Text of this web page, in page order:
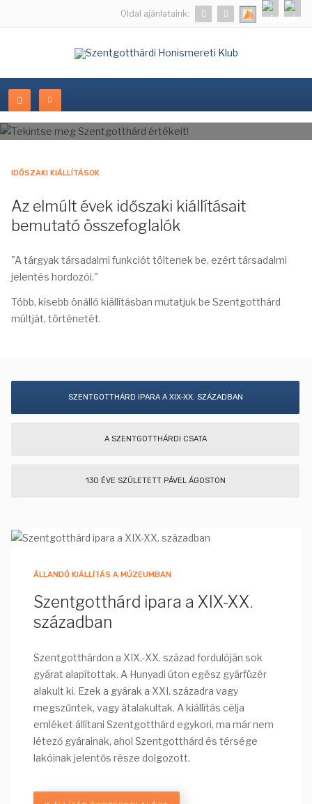
Oldal ajánlataink:
IDŐSZAKI KIÁLLÍTÁSOK
Az elmúlt évek időszaki kiállításait
bemutató összefoglalók
"A tárgyak társadalmi funkciót töltenek be, ezért társadalmi
jelentés hordozói."
Több, kisebb önálló kiállításban mutatjuk be Szentgotthárd
múltját, történetét.
SZENTGOTTHÁRD IPARA A XIX-XX. SZÁZADBAN
A SZENTGOTTHÁRDI CSATA
130 ÉVE SZÜLETETT PÁVEL ÁGOSTON
ÁLLANDÓ KIÁLLÍTÁS A MÚZEUMBAN
Szentgotthárd ipara a XIX-XX.
században
Szentgotthárdon a XIX.-XX. század fordulóján sok
gyárat alapítottak. A Hunyadi úton egész gyárfüzér
alakult ki. Ezek a gyárak a XXI. századra vagy
megszűntek, vagy átalakultak. A kiállítás célja
emléket állítani Szentgotthárd egykori, ma már nem
létező gyárainak, ahol Szentgotthárd és térsége
lakóinak jelentős része dolgozott.